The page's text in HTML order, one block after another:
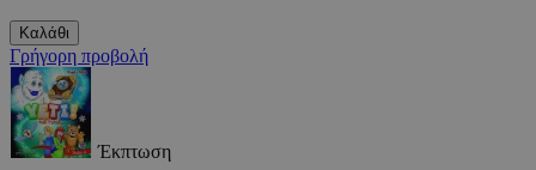
Καλάθι
Γρήγορη προβολή
Έκπτωση